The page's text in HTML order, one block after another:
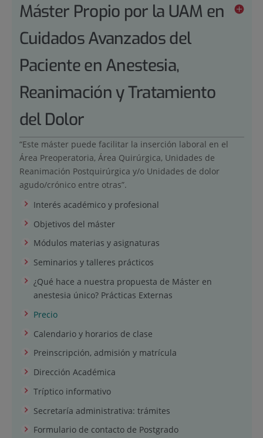
Máster Propio por la UAM en
Cuidados Avanzados del
Paciente en Anestesia,
Reanimación y Tratamiento
del Dolor
“Este máster puede facilitar la inserción laboral en el
Área Preoperatoria, Área Quirúrgica, Unidades de
Reanimación Postquirúrgica y/o Unidades de dolor
agudo/crónico entre otras”.
Interés académico y profesional
Objetivos del máster
Módulos materias y asignaturas
Seminarios y talleres prácticos
¿Qué hace a nuestra propuesta de Máster en
anestesia único? Prácticas Externas
Precio
Calendario y horarios de clase
Preinscripción, admisión y matrícula
Dirección Académica
Tríptico informativo
Secretaría administrativa: trámites
Formulario de contacto de Postgrado